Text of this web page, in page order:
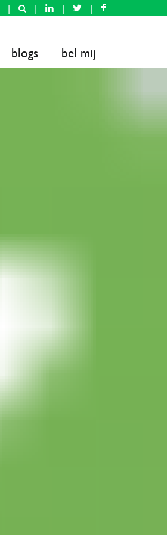
| | | |
blogs bel mij